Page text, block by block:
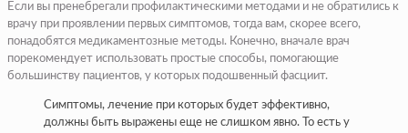
Если вы пренебрегали профилактическими методами и не обратились к
врачу при проявлении первых симптомов, тогда вам, скорее всего,
понадобятся медикаментозные методы. Конечно, вначале врач
порекомендует использовать простые способы, помогающие
большинству пациентов, у которых подошвенный фасциит.
Симптомы, лечение при которых будет эффективно,
должны быть выражены еще не слишком явно. То есть у